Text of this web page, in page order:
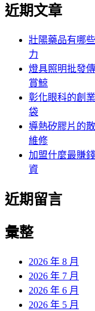
關
近期文章
壯陽藥品有哪
力
燈具照明批發
賞鯨
彰化眼科的創
袋
導熱矽膠片的
維修
加盟什麼最賺
資
近期留言
彙整
2026 年 8 月
2026 年 7 月
2026 年 6 月
2026 年 5 月